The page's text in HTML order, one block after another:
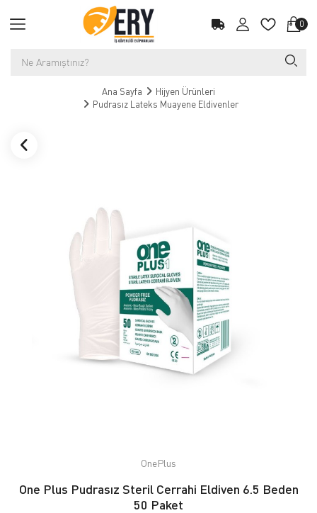
0
Ana Sayfa
Hijyen Ürünleri
Pudrasız Lateks Muayene Eldivenler
OnePlus
One Plus Pudrasız Steril Cerrahi Eldiven 6.5 Beden
50 Paket